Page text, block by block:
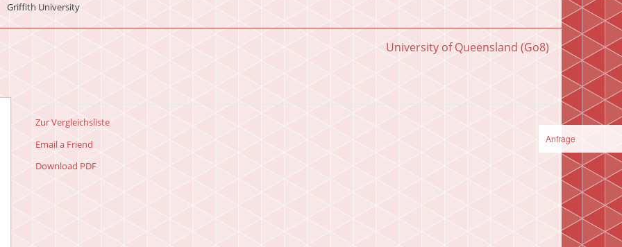
Anfrage
Griffith University
University of Queensland (Go8)
Zur Vergleichsliste
Email a Friend
Download PDF